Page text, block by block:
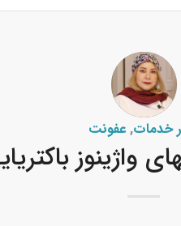
خدمات,عفونت
واژینوز